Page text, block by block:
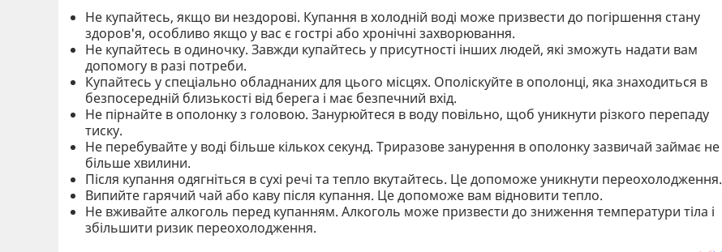
Не купайтесь, якщо ви нездорові. Купання в холодній воді може призвести до погіршення стану
здоров'я, особливо якщо у вас є гострі або хронічні захворювання.
Не купайтесь в одиночку. Завжди купайтесь у присутності інших людей, які зможуть надати вам
допомогу в разі потреби.
Купайтесь у спеціально обладнаних для цього місцях. Ополіскуйте в ополонці, яка знаходиться в
безпосередній близькості від берега і має безпечний вхід.
Не пірнайте в ополонку з головою. Занурюйтеся в воду повільно, щоб уникнути різкого перепаду
тиску.
Не перебувайте у воді більше кількох секунд. Триразове занурення в ополонку зазвичай займає не
більше хвилини.
Після купання одягніться в сухі речі та тепло вкутайтесь. Це допоможе уникнути переохолодження.
Випийте гарячий чай або каву після купання. Це допоможе вам відновити тепло.
Не вживайте алкоголь перед купанням. Алкоголь може призвести до зниження температури тіла і
збільшити ризик переохолодження.